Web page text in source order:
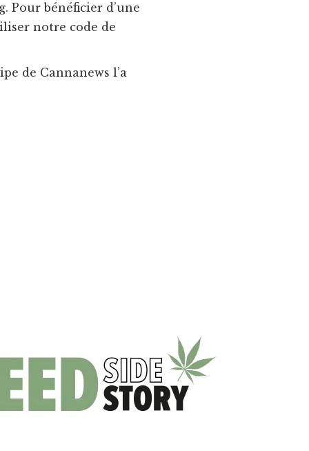
Pour bénéficier d’une
notre code de
de Cannanews l’a